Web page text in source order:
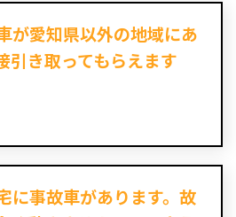
が愛知県以外の地域にあ
引き取ってもらえます
に事故車があります。故